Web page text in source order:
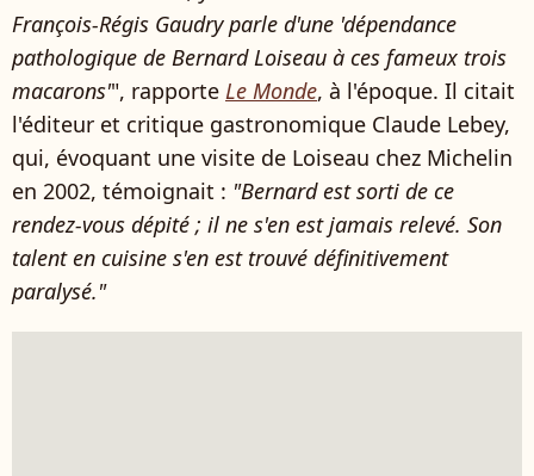
François-Régis Gaudry parle d'une 'dépendance
pathologique de Bernard Loiseau à ces fameux trois
macarons'", rapporte Le Monde, à l'époque. Il citait
l'éditeur et critique gastronomique Claude Lebey,
qui, évoquant une visite de Loiseau chez Michelin
en 2002, témoignait : "Bernard est sorti de ce
rendez-vous dépité ; il ne s'en est jamais relevé. Son
talent en cuisine s'en est trouvé définitivement
paralysé."